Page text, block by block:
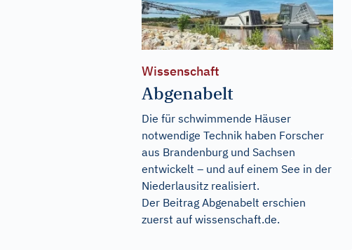
Wissenschaft
Abgenabelt
Die für schwimmende Häuser
notwendige Technik haben Forscher
aus Brandenburg und Sachsen
entwickelt – und auf einem See in der
Niederlausitz realisiert.
Der Beitrag Abgenabelt erschien
zuerst auf wissenschaft.de.